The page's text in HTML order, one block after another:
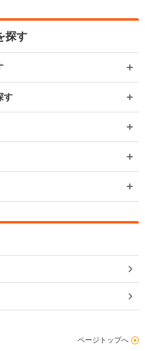
探す
す
ページトップへ